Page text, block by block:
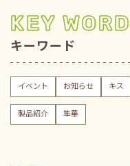
KEY WORD
キーワード
イベント お知らせ キス
製品紹介 隼華